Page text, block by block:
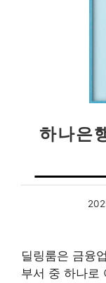
하나은
딜링룸은 금융
부서 중 하나로